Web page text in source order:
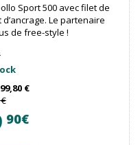
Sport 500 avec filet de
Le partenaire
de free-style !
99,80 €
90€